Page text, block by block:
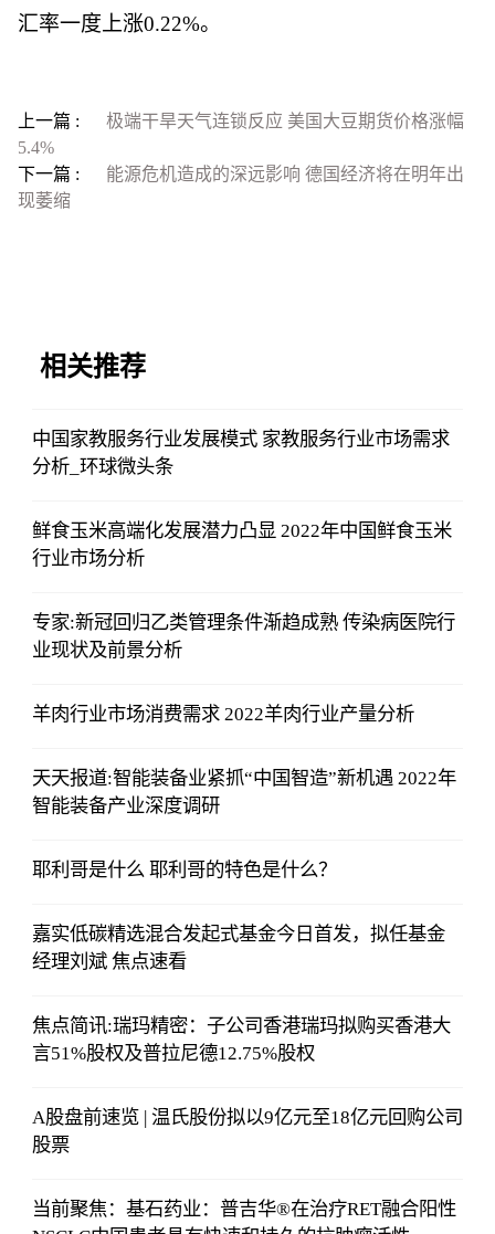
汇率一度上涨0.22%。
上一篇 :
极端干旱天气连锁反应 美国大豆期货价格涨幅
5.4%
下一篇 :
能源危机造成的深远影响 德国经济将在明年出
现萎缩
相关推荐
中国家教服务行业发展模式 家教服务行业市场需求
分析_环球微头条
鲜食玉米高端化发展潜力凸显 2022年中国鲜食玉米
行业市场分析
专家:新冠回归乙类管理条件渐趋成熟 传染病医院行
业现状及前景分析
羊肉行业市场消费需求 2022羊肉行业产量分析
天天报道:智能装备业紧抓“中国智造”新机遇 2022年
智能装备产业深度调研
耶利哥是什么 耶利哥的特色是什么？
嘉实低碳精选混合发起式基金今日首发，拟任基金
经理刘斌 焦点速看
焦点简讯:瑞玛精密：子公司香港瑞玛拟购买香港大
言51%股权及普拉尼德12.75%股权
A股盘前速览 | 温氏股份拟以9亿元至18亿元回购公司
股票
当前聚焦：基石药业：普吉华®在治疗RET融合阳性